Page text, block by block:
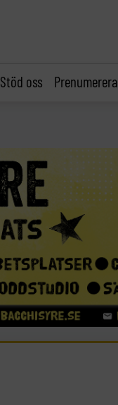
Stöd oss Prenumerera